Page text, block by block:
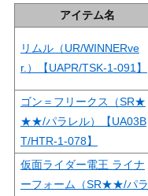
アイテム名
リムル（UR/WINNERve
r.）【UAPR/TSK-1-091】
ゴン＝フリークス（SR★
★★/パラレル）【UA03B
T/HTR-1-078】
仮面ライダー電王 ライナ
ーフォーム（SR★★/パラ